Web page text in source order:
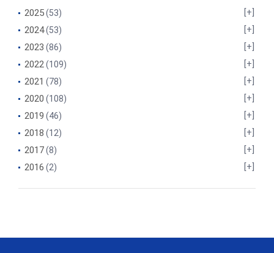
2025(53)
2024(53)
2023 (86)
2022(109)
2021 (78)
2020 (108)
2019 (46)
2018 (12)
2017(8)
2016 (2)